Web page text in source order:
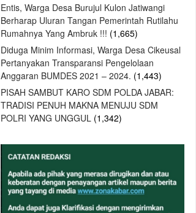
Entis, Warga Desa Burujul Kulon Jatiwangi
Berharap Uluran Tangan Pemerintah Rutilahu
Rumahnya Yang Ambruk !!! (1,665)
Diduga Minim Informasi, Warga Desa Cikeusal
Pertanyakan Transparansi Pengelolaan
Anggaran BUMDES 2021 – 2024. (1,443)
PISAH SAMBUT KARO SDM POLDA JABAR:
TRADISI PENUH MAKNA MENUJU SDM
POLRI YANG UNGGUL (1,342)